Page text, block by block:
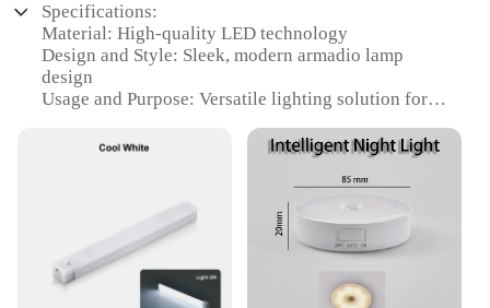
Specifications:
Material: High-quality LED technology
Design and Style: Sleek, modern armadio lamp
design
Usage and Purpose: Versatile lighting solution for
Performance and Property: Energy-efficient, long-
Shape or Size or Weight or Quantity: Compact,
lightweight for easy installation
Parts and Accessories: Comes with all necessary
hardware for setup